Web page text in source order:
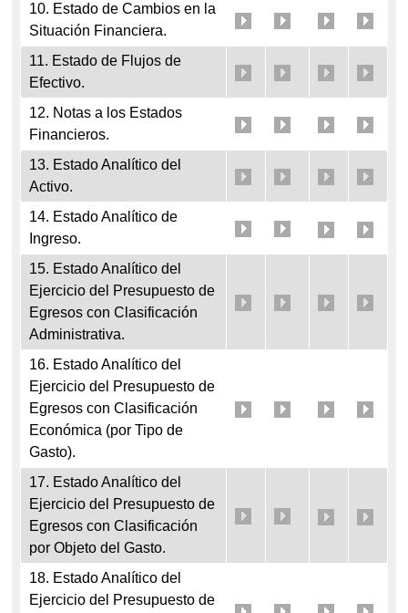
10. Estado de Cambios en la
Situación Financiera.
11. Estado de Flujos de
Efectivo.
12. Notas a los Estados
Financieros.
13. Estado Analítico del
Activo.
14. Estado Analítico de
Ingreso.
15. Estado Analítico del
Ejercicio del Presupuesto de
Egresos con Clasificación
Administrativa.
16. Estado Analítico del
Ejercicio del Presupuesto de
Egresos con Clasificación
Económica (por Tipo de
Gasto).
17. Estado Analítico del
Ejercicio del Presupuesto de
Egresos con Clasificación
por Objeto del Gasto.
18. Estado Analítico del
Ejercicio del Presupuesto de